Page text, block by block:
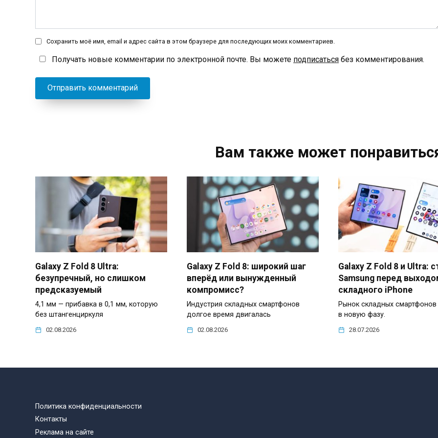
Сохранить моё имя, email и адрес сайта в этом браузере для последующих моих комментариев.
Получать новые комментарии по электронной почте. Вы можете подписаться без комментирования.
Вам также может
Galaxy Z Fold 8 Ultra:
безупречный, но слишком
предсказуемый
4,1 мм — прибавка в 0,1 мм, которую
без штангенциркуля
02.08.2026
Galaxy Z Fold 8: широкий шаг
вперёд или вынужденный
компромисс?
Индустрия складных смартфонов
долгое время двигалась
02.08.2026
Galaxy Z Fold 8 и Ultra:
Samsung перед
складного iPhone
Рынок складных смартфонов
в новую фазу.
28.07.2026
Политика конфиденциальности
Контакты
Реклама на сайте